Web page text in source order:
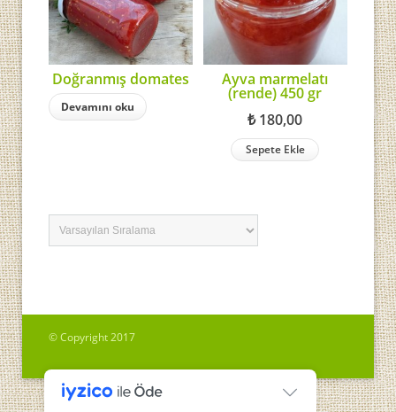
Doğranmış domates
Devamını oku
Ayva marmelatı
(rende) 450 gr
₺180,00
Sepete Ekle
© Copyright 2017